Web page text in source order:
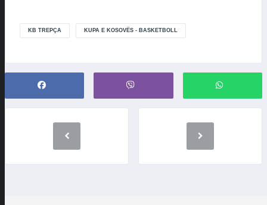
KB TREPÇA KUPA E KOSOVËS - BASKETBOLL